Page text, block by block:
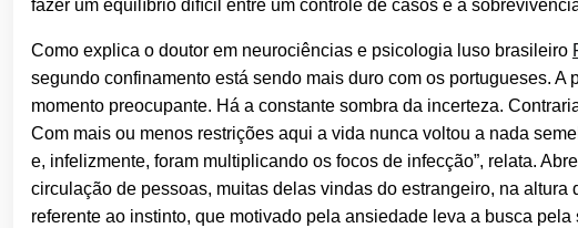
fazer um equilíbrio difícil entre um controle de casos e a
Como explica o doutor em neurociências e psicologia luso brasileiro
segundo confinamento está sendo mais duro com os portugueses.
momento preocupante. Há a constante sombra da incerteza.
Com mais ou menos restrições aqui a vida nunca voltou a nada
e, infelizmente, foram multiplicando os focos de infecção”, relata.
circulação de pessoas, muitas delas vindas do estrangeiro, na
referente ao instinto, que motivado pela ansiedade leva a busca